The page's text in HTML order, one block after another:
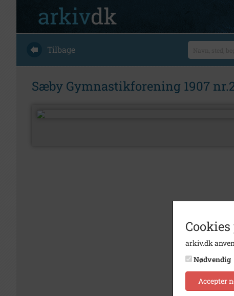
Tilbage
Sæby Gymnastikforening 1907
arkiv.dk
Nødvendig
Accepter